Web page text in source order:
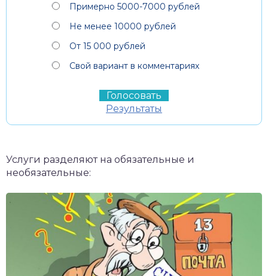
Примерно 5000-7000 рублей
Не менее 10000 рублей
От 15 000 рублей
Свой вариант в комментариях
Результаты
Услуги разделяют на обязательные и
необязательные: